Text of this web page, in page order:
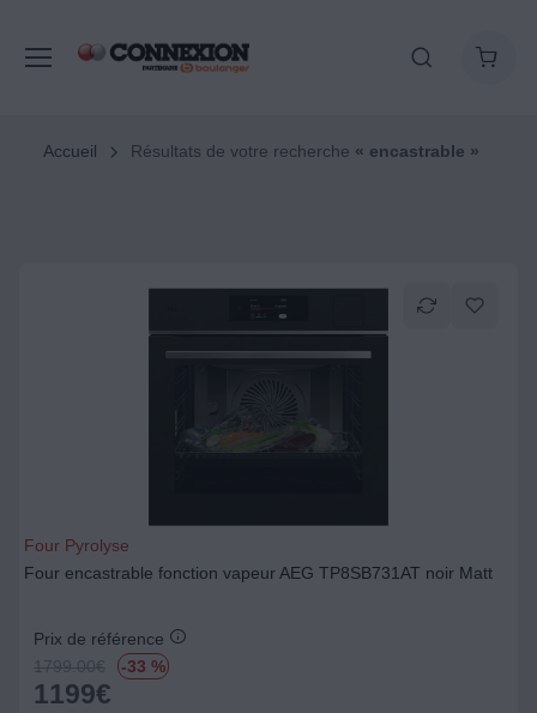
Accueil Résultats de votre recherche « encastrable »
Four Pyrolyse
Four encastrable fonction vapeur AEG TP8SB731AT noir Matt
Prix de référence
1799.00€ -33 %
1199€